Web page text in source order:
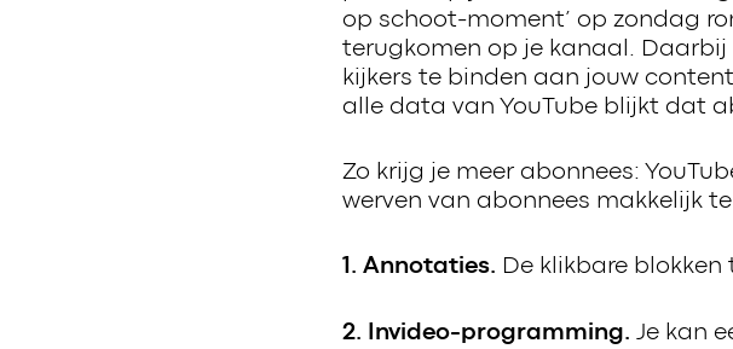
op schoot-moment’ op zondag
terugkomen op je kanaal.
kijkers te binden aan jouw
alle data van YouTube blijkt dat
Zo krijg je meer abonnees:
werven van abonnees makkelijk
1. Annotaties. De klikbare blokken
2. Invideo-programming. Je kan